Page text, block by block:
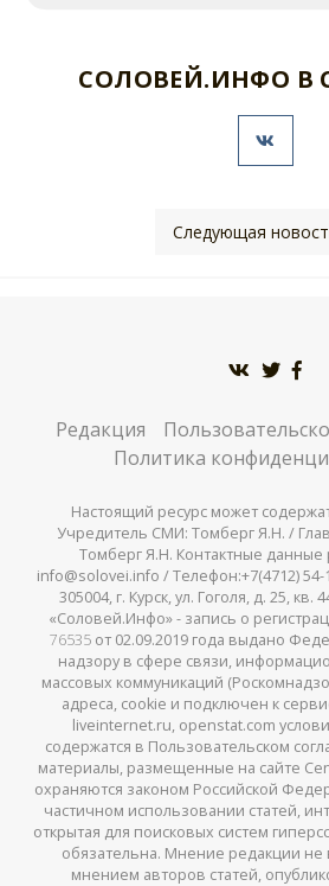
СОЛОВЕЙ.ИНФО В
Следующая
Редакция
Политика
Настоящий ресурс может
Учредитель СМИ: Томберг Я.Н. /
Томберг Я.Н. Контактные данные
info@solovei.info / Телефон:+7(4712)
305004, г. Курск, ул. Гоголя, д. 25,
«Соловей.Инфо» - запись о
76535от 02.09.2019 года выдано
надзору в сфере связи,
массовых коммуникаций
адреса, cookie и подключен к
liveinternet.ru, openstat.com
содержатся в Пользовательском
материалы, размещенные на сайте
охраняются законом Российской
частичном использовании статей,
открытая для поисковых систем
обязательна. Мнение редакции не
мнением авторов статей,